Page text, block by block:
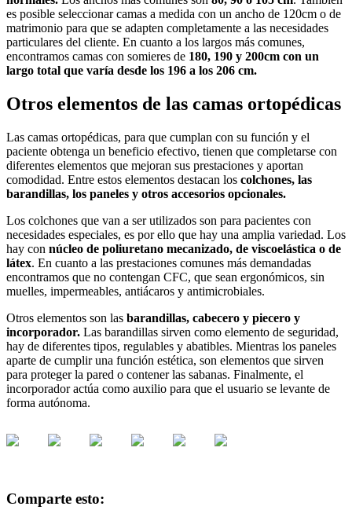
es posible seleccionar camas a medida con un ancho de 120cm o de
matrimonio para que se adapten completamente a las necesidades
particulares del cliente. En cuanto a los largos más comunes,
encontramos camas con somieres de 180, 190 y 200cm con un
largo total que varía desde los 196 a los 206 cm.
Otros elementos de las camas ortopédicas
Las camas ortopédicas, para que cumplan con su función y el
paciente obtenga un beneficio efectivo, tienen que completarse con
diferentes elementos que mejoran sus prestaciones y aportan
comodidad. Entre estos elementos destacan los colchones, las
barandillas, los paneles y otros accesorios opcionales.
Los colchones que van a ser utilizados son para pacientes con
necesidades especiales, es por ello que hay una amplia variedad. Los
hay con núcleo de poliuretano mecanizado, de viscoelástica o de
látex. En cuanto a las prestaciones comunes más demandadas
encontramos que no contengan CFC, que sean ergonómicos, sin
muelles, impermeables, antiácaros y antimicrobiales.
Otros elementos son las barandillas, cabecero y piecero y
incorporador. Las barandillas sirven como elemento de seguridad,
hay de diferentes tipos, regulables y abatibles. Mientras los paneles
aparte de cumplir una función estética, son elementos que sirven
para proteger la pared o contener las sabanas. Finalmente, el
incorporador actúa como auxilio para que el usuario se levante de
forma autónoma.
Comparte esto: